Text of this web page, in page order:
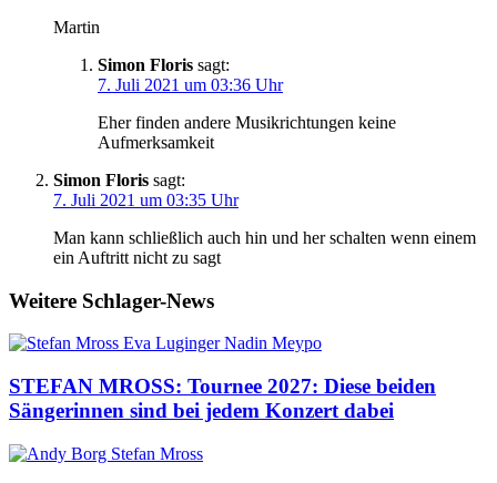
Martin
Simon Floris sagt:
7. Juli 2021 um 03:36 Uhr
Eher finden andere Musikrichtungen keine
Aufmerksamkeit
Simon Floris sagt:
7. Juli 2021 um 03:35 Uhr
Man kann schließlich auch hin und her schalten wenn einem
ein Auftritt nicht zu sagt
Weitere Schlager-News
STEFAN MROSS: Tournee 2027: Diese beiden
Sängerinnen sind bei jedem Konzert dabei